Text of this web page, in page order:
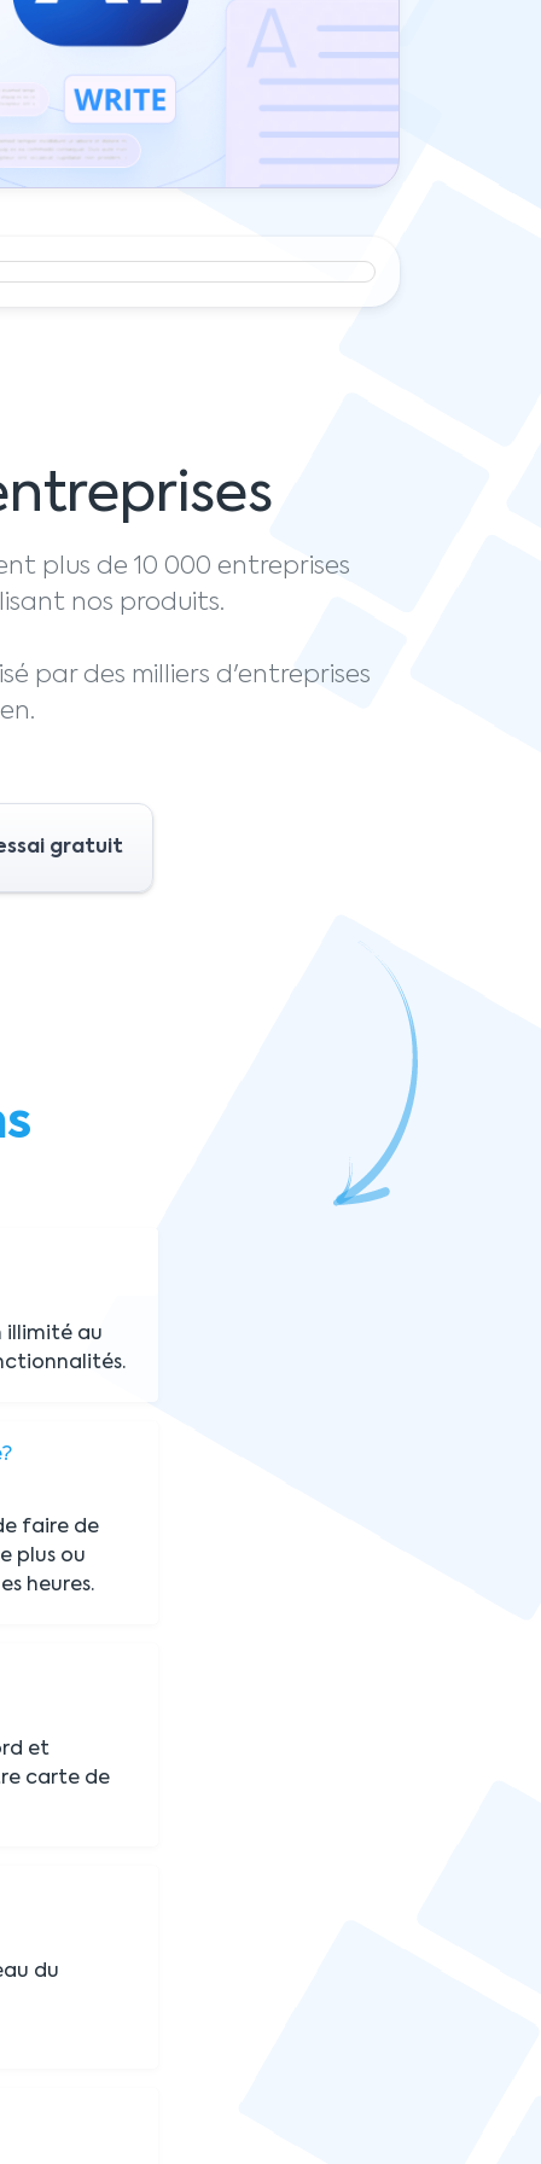
plus de 10 000 entreprises
nos produits.
par des milliers d'entreprises
gratuit
illimité au
faire de
plus ou
heures.
et
carte de
du